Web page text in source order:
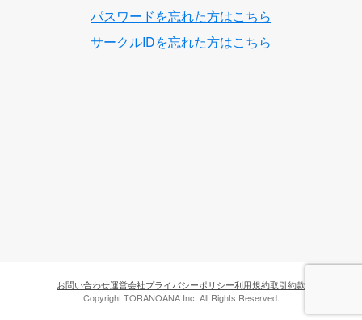
パスワードを忘れた方はこちら
サークルIDを忘れた方はこちら
お問い合わせ運営会社プライバシーポリシー利用規約取引約款
Copyright TORANOANA Inc, All Rights Reserved.